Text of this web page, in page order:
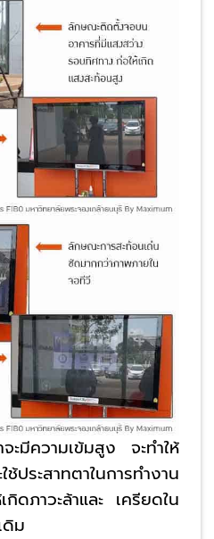
ะมีความเข้มสูง จะทำให้
สาทตาในการทำงาน
ดภาวะล้าและ เครียดใน
ดิม